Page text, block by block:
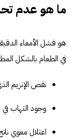
ما هو عدم
هو فشل الأمعاء
في الطعام بالشكل
نقص الإنزيم
وجود التهاب في
اعتلال معوي